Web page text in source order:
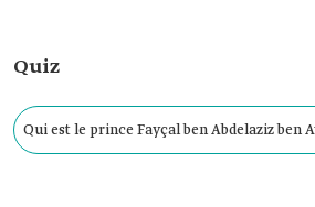
Quiz
Qui est le prince Fayçal ‎ben Abdelaziz ben